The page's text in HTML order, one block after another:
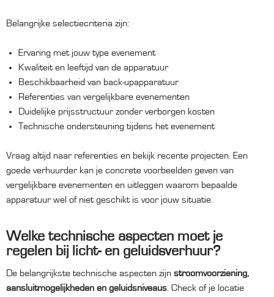
Belangrijke selectiecriteria zijn:
Ervaring met jouw type evenement
Kwaliteit en leeftijd van de apparatuur
Beschikbaarheid van back-upapparatuur
Referenties van vergelijkbare evenementen
Duidelijke prijsstructuur zonder verborgen kosten
Technische ondersteuning tijdens het evenement
Vraag altijd naar referenties en bekijk recente projecten. Een
goede verhuurder kan je concrete voorbeelden geven van
vergelijkbare evenementen en uitleggen waarom bepaalde
apparatuur wel of niet geschikt is voor jouw situatie.
Welke technische aspecten moet je
regelen bij licht- en geluidsverhuur?
De belangrijkste technische aspecten zijn stroomvoorziening,
aansluitmogelijkheden en geluidsniveaus . Check of je locatie